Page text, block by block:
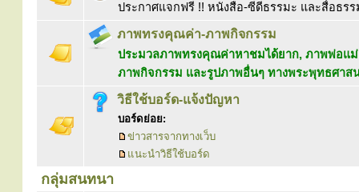
ประกาศแจกฟรี !! หนังสือ-ซีดีธรรมะ และสื่อธรร
ภาพทรงคุณค่า-ภาพกิจกรรม
ประมวลภาพทรงคุณค่าหาชมได้ยาก, ภาพพ่อแม่
ภาพกิจกรรม และรูปภาพอื่นๆ ทางพระพุทธศาส
วิธีใช้บอร์ด-แจ้งปัญหา
บอร์ดย่อย:
ข่าวสารจากทางเว็บ
แนะนำวิธีใช้บอร์ด
กลุ่มสนทนา